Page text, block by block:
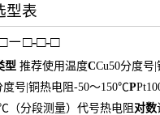
型表
－□-□-□
型 推荐使用温度CCu50分度号|
度号|铜热电阻-50～150℃P
（分段测量） 代号热电阻 对数